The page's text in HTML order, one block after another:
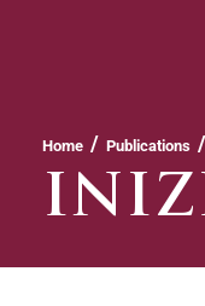
Home / Publications /